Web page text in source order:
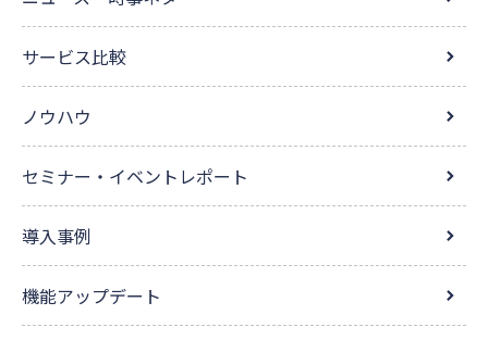
サービス比較
ノウハウ
セミナー・イベントレポート
導入事例
機能アップデート